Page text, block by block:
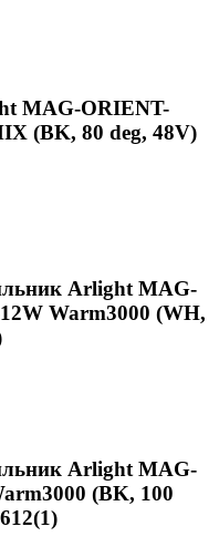
MAG-ORIENT-
(BK, 80 deg, 48V)
Arlight MAG-
Warm3000 (WH,
Arlight MAG-
(BK, 100